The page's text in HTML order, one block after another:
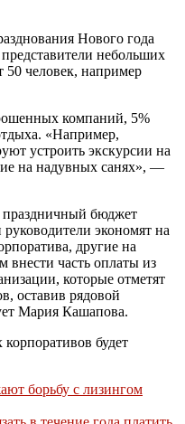
Нового года
небольших
человек, например
компаний, 5%
«Например,
устроить экскурсии на
на надувных санях», —
бюджет
экономят на
другие на
внести часть оплаты из
которые отметят
оставив рядовой
Мария Кашапова.
будет
борьбу с лизингом